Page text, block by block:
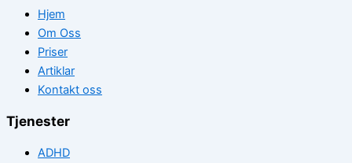
Hjem
Om Oss
Priser
Artiklar
Kontakt oss
Tjenester
ADHD